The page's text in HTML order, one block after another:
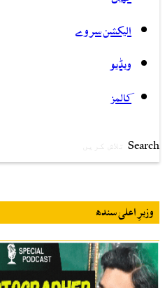
الیکشن سروے
ویڈیو
کالمز
Search
وزیرِ اعلیٰ سندھ